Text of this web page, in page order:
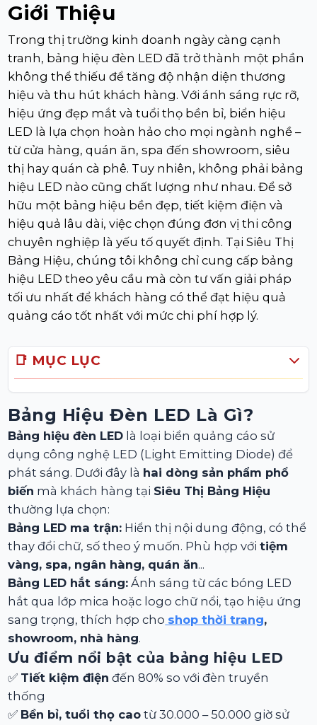
Giới Thiệu
Trong thị trường kinh doanh ngày càng cạnh
tranh, bảng hiệu đèn LED đã trở thành một phần
không thể thiếu để tăng độ nhận diện thương
hiệu và thu hút khách hàng. Với ánh sáng rực rỡ,
hiệu ứng đẹp mắt và tuổi thọ bền bỉ, biển hiệu
LED là lựa chọn hoàn hảo cho mọi ngành nghề –
từ cửa hàng, quán ăn, spa đến showroom, siêu
thị hay quán cà phê. Tuy nhiên, không phải bảng
hiệu LED nào cũng chất lượng như nhau. Để sở
hữu một bảng hiệu bền đẹp, tiết kiệm điện và
hiệu quả lâu dài, việc chọn đúng đơn vị thi công
chuyên nghiệp là yếu tố quyết định. Tại Siêu Thị
Bảng Hiệu, chúng tôi không chỉ cung cấp bảng
hiệu LED theo yêu cầu mà còn tư vấn giải pháp
tối ưu nhất để khách hàng có thể đạt hiệu quả
quảng cáo tốt nhất với mức chi phí hợp lý.
📑 MỤC LỤC
Bảng Hiệu Đèn LED Là Gì?
Bảng hiệu đèn LED là loại biển quảng cáo sử
dụng công nghệ LED (Light Emitting Diode) để
phát sáng. Dưới đây là hai dòng sản phẩm phổ
biến mà khách hàng tại Siêu Thị Bảng Hiệu
thường lựa chọn:
Bảng LED ma trận: Hiển thị nội dung động, có thể
thay đổi chữ, số theo ý muốn. Phù hợp vớitiệm
vàng, spa, ngân hàng, quán ăn...
Bảng LED hắt sáng: Ánh sáng từ các bóng LED
hắt qua lớp mica hoặc logo chữ nổi, tạo hiệu ứng
sang trọng, thích hợp cho shop thời trang,
showroom, nhà hàng.
Ưu điểm nổi bật của bảng hiệu LED
✅ Tiết kiệm điện đến 80% so với đèn truyền
thống
✅ Bền bỉ, tuổi thọ cao từ 30.000 – 50.000 giờ sử